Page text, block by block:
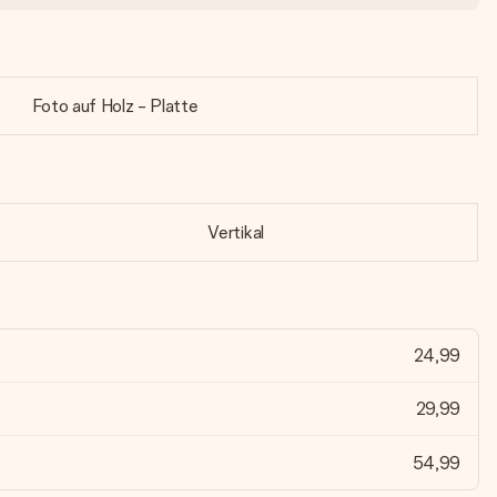
Foto auf Holz - Platte
Vertikal
24,99
29,99
54,99